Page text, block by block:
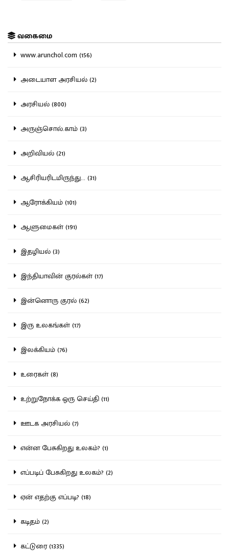
வகைமை
www.arunchol.com (156)
அடையாள அரசியல் (2)
அரசியல் (800)
அருஞ்சொல்.காம் (3)
அறிவியல் (21)
ஆசிரியரிடமிருந்து... (31)
ஆரோக்கியம் (101)
ஆளுமைகள் (191)
இதழியல் (3)
இந்தியாவின் குரல்கள் (17)
இன்னொரு குரல் (62)
இரு உலகங்கள் (17)
இலக்கியம் (76)
உரைகள் (8)
உற்றுநோக்க ஒரு செய்தி (11)
ஊடக அரசியல் (7)
என்ன பேசுகிறது உலகம்? (1)
எப்படிப் பேசுகிறது உலகம்? (2)
ஏன் எதற்கு எப்படி? (18)
கடிதம் (2)
கட்டுரை (1335)